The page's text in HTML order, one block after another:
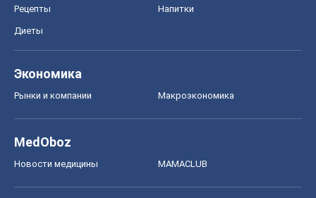
Рецепты Напитки
Диеты
Экономика
Рынки и компании Mакроэкономика
MedOboz
Новости медицины MAMACLUB